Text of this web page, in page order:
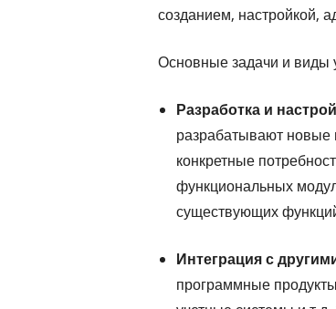
созданием, настройкой,
Основные задачи и виды
Разработка и
разрабатывают
конкретные
функциональных
существующих
Интеграция с
программные